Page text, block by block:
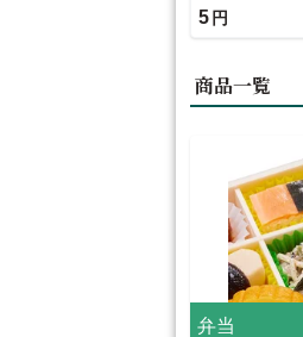
5 円
商品一覧
弁当